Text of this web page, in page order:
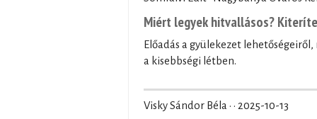
Miért legyek hitvallásos?
Előadás a gyülekezet
a kisebbségi létben.
Visky Sándor Béla · · 2025-10-13